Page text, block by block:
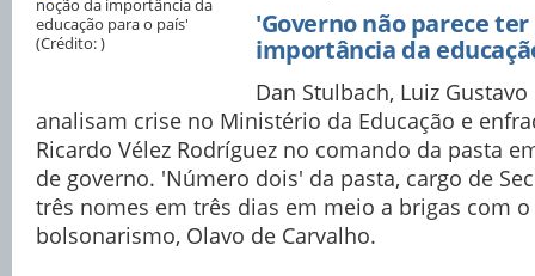
'Governo não parece ter
importância da
Dan Stulbach, Luiz
analisam crise no Ministério da Educação e
Ricardo Vélez Rodríguez no comando da pasta
de governo. 'Número dois' da pasta, cargo de
três nomes em três dias em meio a brigas com
bolsonarismo, Olavo de Carvalho.